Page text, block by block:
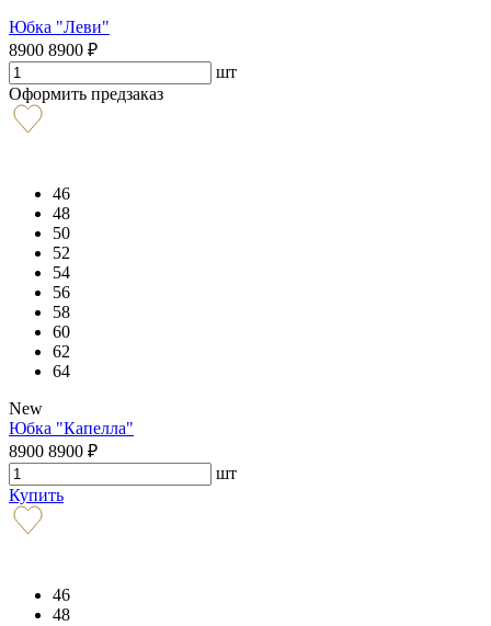
Юбка "Леви"
8900 8900 ₽
шт
Оформить предзаказ
46
48
50
52
54
56
58
60
62
64
New
Юбка "Капелла"
8900 8900 ₽
шт
Купить
46
48